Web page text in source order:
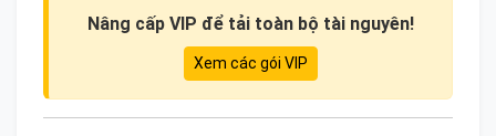
Nâng cấp VIP để tải toàn bộ tài nguyên!
Xem các gói VIP